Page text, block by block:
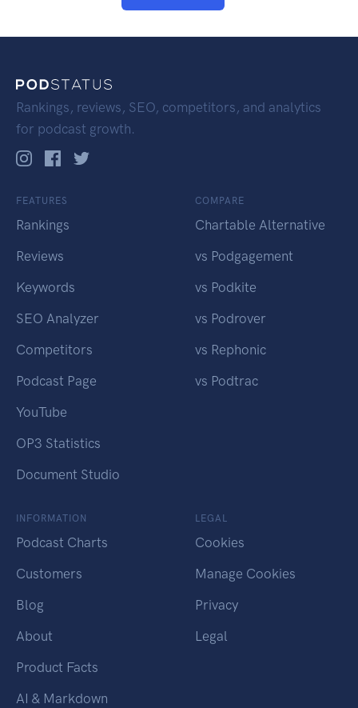
Rankings, reviews, SEO, competitors, and analytics
for podcast growth.
FEATURES
Rankings
Reviews
Keywords
SEO Analyzer
Competitors
Podcast Page
YouTube
OP3 Statistics
Document Studio
COMPARE
Chartable Alternative
vs Podgagement
vs Podkite
vs Podrover
vs Rephonic
vs Podtrac
INFORMATION
Podcast Charts
Customers
Blog
About
Product Facts
AI & Markdown
LEGAL
Cookies
Manage Cookies
Privacy
Legal